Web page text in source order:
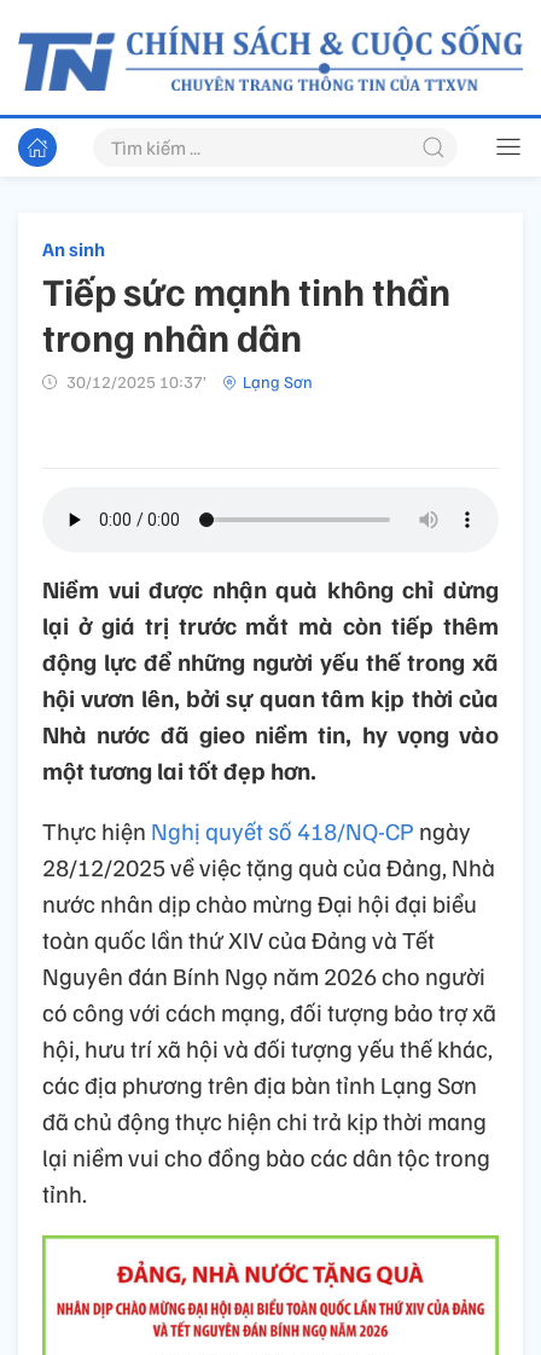
An sinh
Tiếp sức mạnh tinh thần
trong nhân dân
30/12/2025 10:37’ Lạng Sơn
Niềm vui được nhận quà không chỉ dừng
lại ở giá trị trước mắt mà còn tiếp thêm
động lực để những người yếu thế trong xã
hội vươn lên, bởi sự quan tâm kịp thời của
Nhà nước đã gieo niềm tin, hy vọng vào
một tương lai tốt đẹp hơn.
Thực hiện Nghị quyết số 418/NQ-CP ngày
28/12/2025 về việc tặng quà của Đảng, Nhà
nước nhân dịp chào mừng Đại hội đại biểu
toàn quốc lần thứ XIV của Đảng và Tết
Nguyên đán Bính Ngọ năm 2026 cho người
có công với cách mạng, đối tượng bảo trợ xã
hội, hưu trí xã hội và đối tượng yếu thế khác,
các địa phương trên địa bàn tỉnh Lạng Sơn
đã chủ động thực hiện chi trả kịp thời mang
lại niềm vui cho đồng bào các dân tộc trong
tỉnh.